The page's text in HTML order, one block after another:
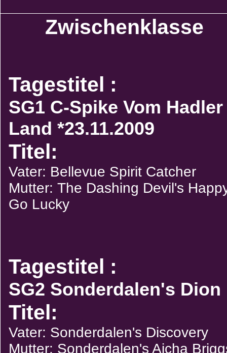
Zwischenklasse
Tagestitel :
SG1 C-Spike Vom Hadler
Land *23.11.2009
Titel:
Vater: Bellevue Spirit Catcher
Mutter: The Dashing Devil's
Go Lucky
Tagestitel :
SG2 Sonderdalen's Dion
Titel:
Vater: Sonderdalen's Discovery
Mutter: Sonderdalen's Aicha